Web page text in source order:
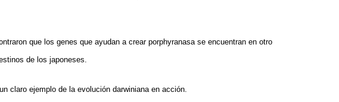
que los genes que ayudan a crear porphyranasa se encuentran en otro
de los japoneses.
claro ejemplo de la evolución darwiniana en acción.